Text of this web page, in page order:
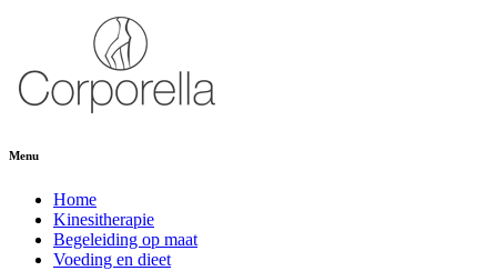
Menu
Home
Kinesitherapie
Begeleiding op maat
Voeding en dieet